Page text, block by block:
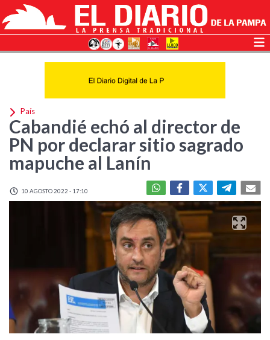
País
Cabandié echó al director de
PN por declarar sitio sagrado
mapuche al Lanín
10 AGOSTO 2022 - 17:10